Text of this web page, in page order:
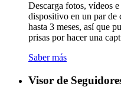
Descarga fotos, vídeos
dispositivo en un par de
hasta 3 meses, así que
prisas por hacer una
Saber más
Visor de